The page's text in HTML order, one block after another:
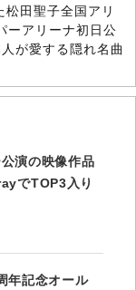
田聖子全国アリ
ーアリーナ初日公
が愛する隠れ名曲
公演の映像作品
でTOP3入り
年記念オール